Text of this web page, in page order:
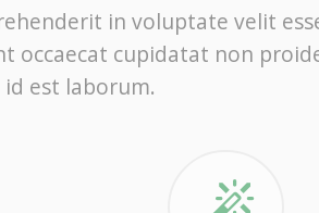
in voluptate velit
occaecat cupidatat non
est laborum.